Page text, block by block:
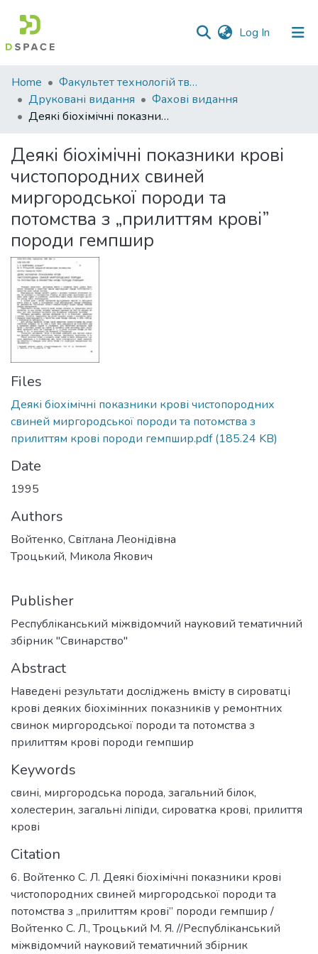
Log In (current)
Communities
&
Collections
Statistics
Home
Факультет технологій тваринництва та продовольства
Друковані видання
Фахові видання
Деякі біохімічні показники крові чистопородних свиней миргородської породи та потомства з „прилиттям крові” породи гемпшир
Деякі біохімічні показники крові
чистопородних свиней
миргородської породи та
потомства з „прилиттям крові”
породи гемпшир
Files
Деякі біохімічні показники крові чистопородних
свиней миргородської породи та потомства з
прилиттям крові породи гемпшир.pdf(185.24 KB)
Date
1995
Authors
Войтенко, Світлана Леонідівна
Троцький, Микола Якович
Publisher
Республіканський міжвідомчий науковий тематичний
збірник "Свинарство"
Abstract
Наведені результати досліджень вмісту в сироватці
крові деяких біохімінних показників у ремонтних
свинок миргородської породи та потомства з
прилиттям крові породи гемпшир
Keywords
свині, миргородська порода, загальний білок,
холестерин, загальні ліпіди, сироватка крові, прилиття
крові
Citation
6. Войтенко С. Л. Деякі біохімічні показники крові
чистопородних свиней миргородської породи та
потомства з „прилиттям крові” породи гемпшир /
Войтенко С. Л., Троцький М. Я. //Республіканський
міжвідомчий науковий тематичний збірник